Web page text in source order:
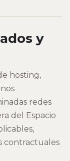
y
hosting,
redes
del Espacio
contractuales